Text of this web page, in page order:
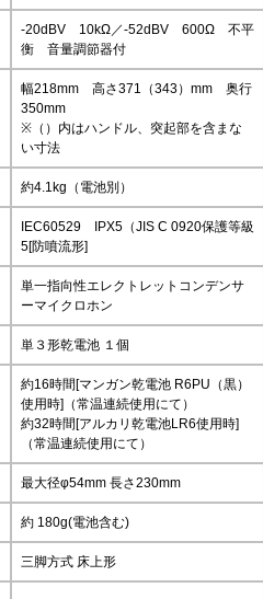
-20dBV 10kΩ／-52dBV 600Ω 不平
衡 音量調節器付
幅218mm 高さ371（343）mm 奥行
350mm
※（）内はハンドル、突起部を含まな
い寸法
約4.1kg（電池別）
IEC60529 IPX5（JIS C 0920保護等級
5[防噴流形]
単一指向性エレクトレットコンデンサ
ーマイクロホン
単３形乾電池 １個
約16時間[マンガン乾電池 R6PU（黒）
使用時]（常温連続使用にて）
約32時間[アルカリ乾電池LR6使用時]
（常温連続使用にて）
最大径φ54mm 長さ230mm
約 180g(電池含む)
三脚方式 床上形